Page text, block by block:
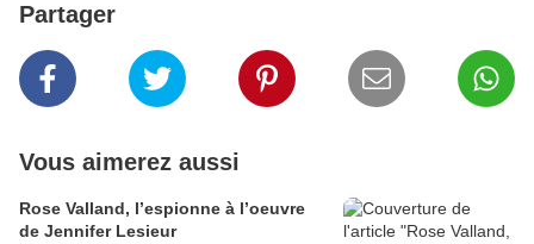
Partager
Vous aimerez aussi
Rose Valland, l’espionne à l’oeuvre
de Jennifer Lesieur